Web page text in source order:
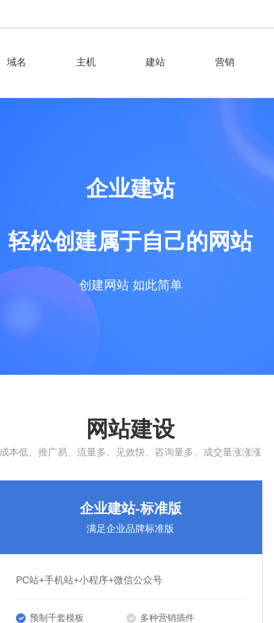
域名 主机 建站 营销
企业建站
轻松创建属于自己的网站
创建网站 如此简单
网站建设
成本低、推广易、流量多、见效快、咨询量多、成交量涨涨涨
企业建站-标准版
满足企业品牌标准版
PC站+手机站+小程序+微信公众号
预制千套模板 多种营销插件